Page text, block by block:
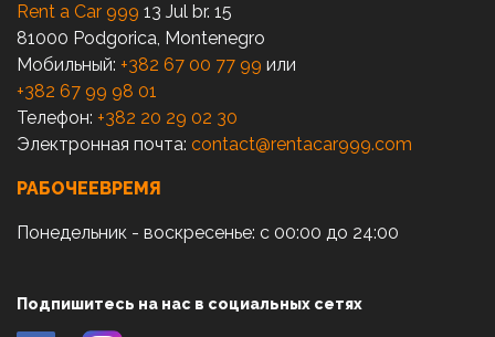
Rent a Car 999 13 Jul br. 15
81000 Podgorica, Montenegro
Мобильный: +382 67 00 77 99 или
+382 67 99 98 01
Телефон: +382 20 29 02 30
Электронная почта: contact@rentacar999.com
РАБОЧЕЕВРЕМЯ
Понедельник - воскресенье: с 00:00 до 24:00
Подпишитесь на нас в социальных сетях